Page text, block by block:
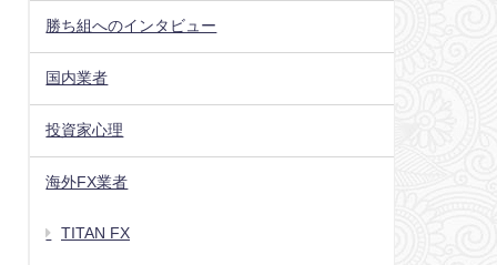
勝ち組へのインタビュー
国内業者
投資家心理
海外FX業者
TITAN FX